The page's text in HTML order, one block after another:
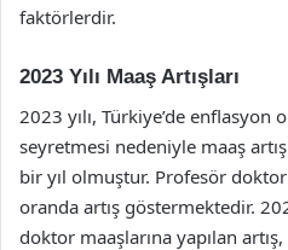
faktörlerdir.
2023 Yılı Maaş Artışları
2023 yılı, Türkiye’de enflasyon
seyretmesi nedeniyle maaş
bir yıl olmuştur. Profesör
oranda artış göstermektedir.
doktor maaşlarına yapılan